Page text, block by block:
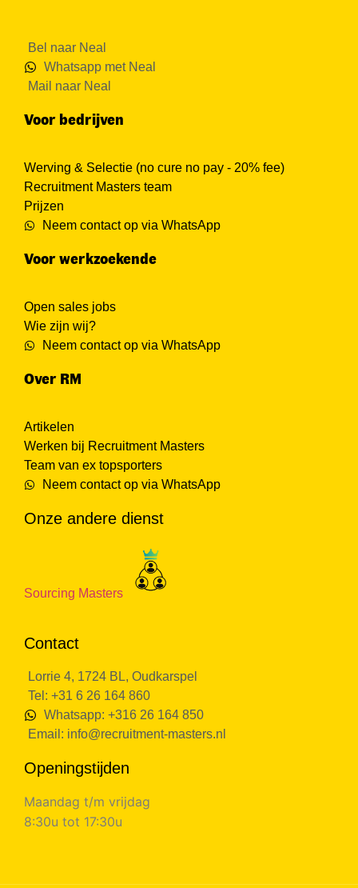
Bel naar Neal
Whatsapp met Neal
Mail naar Neal
Voor bedrijven
Werving & Selectie (no cure no pay - 20% fee)
Recruitment Masters team
Prijzen
Neem contact op via WhatsApp
Voor werkzoekende
Open sales jobs
Wie zijn wij?
Neem contact op via WhatsApp
Over RM
Artikelen
Werken bij Recruitment Masters
Team van ex topsporters
Neem contact op via WhatsApp
Onze andere dienst
Sourcing Masters
Contact
Lorrie 4, 1724 BL, Oudkarspel
Tel: +31 6 26 164 860
Whatsapp: +316 26 164 850
Email: info@recruitment-masters.nl
Openingstijden
Maandag t/m vrijdag
8:30u tot 17:30u